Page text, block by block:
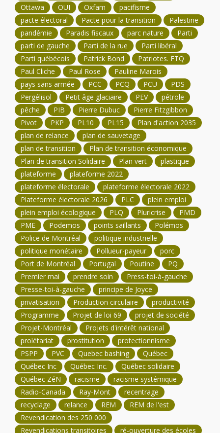
Ottawa
OUI Oxfam
pacifisme
pacte électoral
Pacte pour la transition
Palestine
pandémie
Paradis fiscaux parc nature
Parti
parti de gauche
Parti de la rue
Parti libéral
Parti québécois
Patrick Bond
Patriotes. FTQ
Paul Cliche
Paul Rose
Pauline Marois
pays sans armée
PCC PCQ PCU
PDS
Pergélisol
Petit âge glaciaire PEV
pétrole
pêche
PIB Pierre Dubuc
Pierre Fitzgibbon
Pivot
PKP PL10 PL15
Plan d'action 2035
plan de relance
plan de sauvetage
plan de transition
Plan de transition économique
Plan de transition Solidaire
Plan vert
plastique
plateforme
plateforme 2022
plateforme électorale
plateforme électorale 2022
Plateforme électorale 2026
PLC
plein emploi
plein emploi écologique
PLQ Pluricrise
PMD
PME
Podemos points saillants
Polémos
Police de Montréal
politique industrielle
politique monétaire
Pollueur-payeur
porc
Port de Montréal
Portugal Poutine
PQ
Premier mai
prendre soin
Press-toi-à-gauche
Presse-toi-à-gauche
principe de Joyce
privatisation
Production circulaire
productivité
Programme
Projet de loi 69
projet de société
Projet-Montréal
Projets d'intérêt national
prolétariat
prostitution
protectionnisme
PSPP
PVC Quebec bashing
Québec
Québec Inc
Québec Inc.
Québec solidaire
Québec ZéN
racisme
racisme systémique
Radio-Canada
Ray-Mont
recentrage
recyclage
relance REM
REM de l'est
Revendication des 250 000
Revendications transitoires
ré-ouverture des écoles